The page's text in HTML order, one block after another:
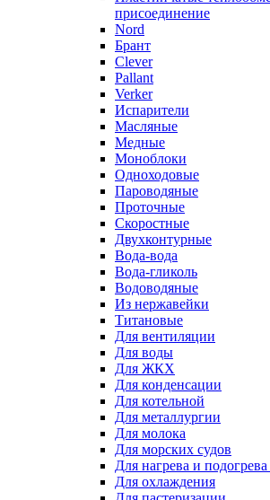
присоединение
Nord
Брант
Clever
Pallant
Verker
Испарители
Масляные
Медные
Моноблоки
Одноходовые
Пароводяные
Проточные
Скоростные
Двухконтурные
Вода-вода
Вода-гликоль
Водоводяные
Из нержавейки
Титановые
Для вентиляции
Для воды
Для ЖКХ
Для конденсации
Для котельной
Для металлургии
Для молока
Для морских судов
Для нагрева и
Для охлаждения